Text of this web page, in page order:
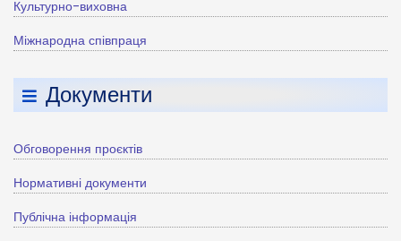
Культурно-виховна
Міжнародна співпраця
Документи
Обговорення проєктів
Нормативні документи
Публічна інформація